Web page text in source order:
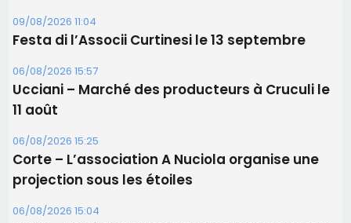
Corte – L’association A Nuciola organise une
projection sous les étoiles
06/08/2026 15:04
Alata - Soirée Tango Argentin au stade de San
Benedetto
05/08/2026 09:53
Biguglia : messe de la Sainte-Marie et
procession le 14 août